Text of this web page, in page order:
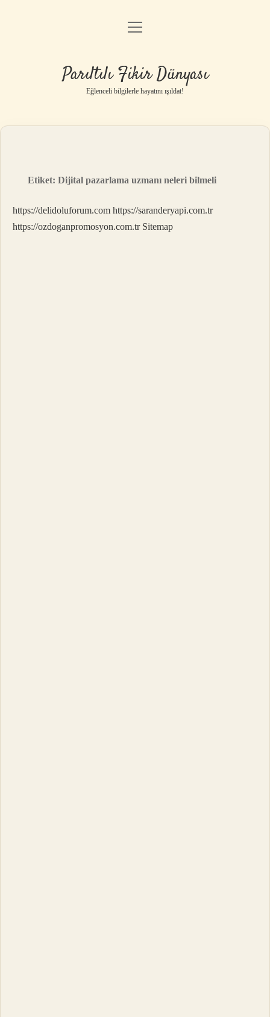
Anasayfa
Yasal Uyarı
menüyü
Parıltılı Fikir Dünyası
Eğlenceli bilgilerle hayatını ışıldat!
Etiket:Dijital pazarlama uzmanı neleri bilmeli
https://delidoluforum.com https://saranderyapi.com.tr
https://ozdoganpromosyon.com.tr Sitemap